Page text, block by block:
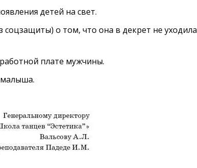
детей на свет.
соцзащиты) о том, что она в декрет не уходила
плате мужчины.
малыша.